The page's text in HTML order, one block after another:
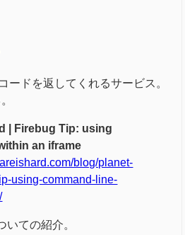
ードを返してくれるサービス。
| Firebug Tip: using
an iframe
blog/planet-
using-command-line-
いての紹介。